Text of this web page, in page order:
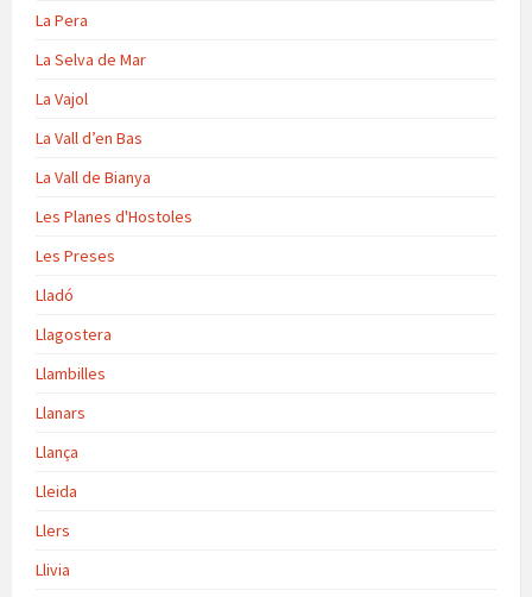
La Pera
La Selva de Mar
La Vajol
La Vall d’en Bas
La Vall de Bianya
Les Planes d'Hostoles
Les Preses
Lladó
Llagostera
Llambilles
Llanars
Llança
Lleida
Llers
Llivia